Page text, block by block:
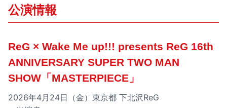
公演情報
ReG × Wake Me up!!! presents ReG 16th
ANNIVERSARY SUPER TWO MAN
SHOW「MASTERPIECE」
2026年4月24日（金）東京都 下北沢ReG